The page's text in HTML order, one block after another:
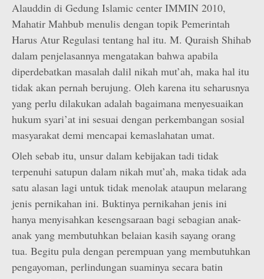
Alauddin di Gedung Islamic center IMMIN 2010,
Mahatir Mahbub menulis dengan topik Pemerintah
Harus Atur Regulasi tentang hal itu. M. Quraish Shihab
dalam penjelasannya mengatakan bahwa apabila
diperdebatkan masalah dalil nikah mut’ah, maka hal itu
tidak akan pernah berujung. Oleh karena itu seharusnya
yang perlu dilakukan adalah bagaimana menyesuaikan
hukum syari’at ini sesuai dengan perkembangan sosial
masyarakat demi mencapai kemaslahatan umat.
Oleh sebab itu, unsur dalam kebijakan tadi tidak
terpenuhi satupun dalam nikah mut’ah, maka tidak ada
satu alasan lagi untuk tidak menolak ataupun melarang
jenis pernikahan ini. Buktinya pernikahan jenis ini
hanya menyisahkan kesengsaraan bagi sebagian anak-
anak yang membutuhkan belaian kasih sayang orang
tua. Begitu pula dengan perempuan yang membutuhkan
pengayoman, perlindungan suaminya secara batin